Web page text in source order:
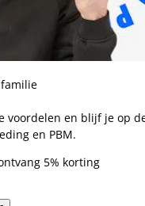
voordelen en blijf je op
en PBM.
5% korting